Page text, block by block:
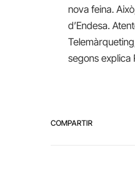
nova feina.
d’Endesa.
segons explica
COMPARTIR